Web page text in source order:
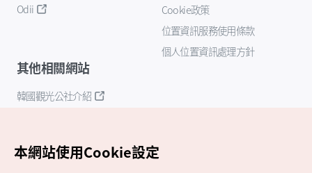
Odii
Cookie政策
位置資訊服務使用條款
個人位置資訊處理方針
其他相關網站
韓國觀光公社介紹
本網站使用Cookie設定